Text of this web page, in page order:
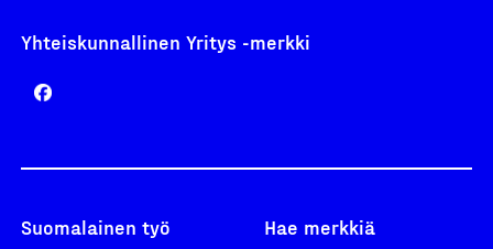
Yhteiskunnallinen Yritys -merkki
Suomalainen työ Hae merkkiä